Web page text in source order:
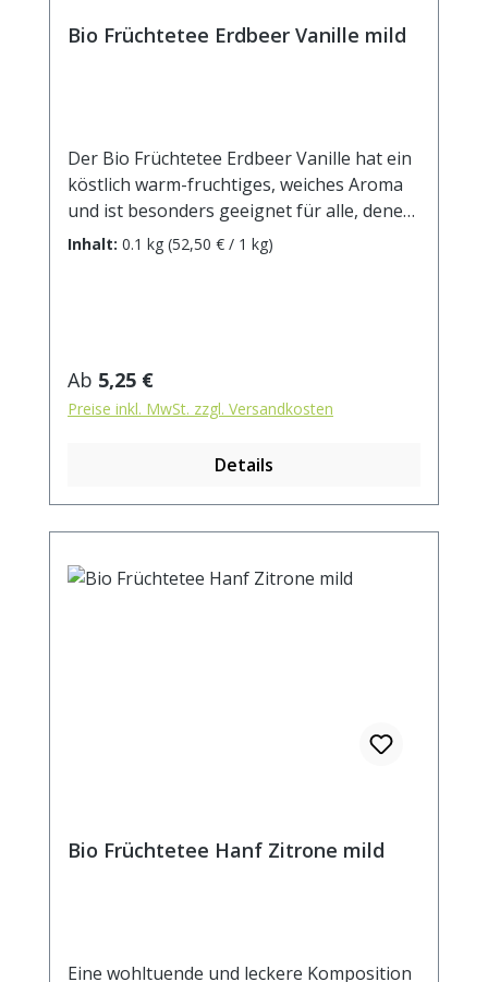
Bio Früchtetee Erdbeer Vanille mild
Der Bio Früchtetee Erdbeer Vanille hat ein
köstlich warm-fruchtiges, weiches Aroma
und ist besonders geeignet für alle, denen
Früchtetees gerne zu sauer sind. Kostbare
Säuerungsmittel, Zitronensäure),
Weinbeeren*, Karottenstücke*, Rote
Beetestücke*, Hibiskusblüten*,
Milch), Erdbeerstücke* (1%), Vanillestücke*
(0,5%). * aus kontrolliert biologischem
max.10 min.
Inhalt: 0.1 kg (52,50 € / 1 kg)
Regulärer Preis:
Ab 5,25 €
Preise inkl. MwSt. zzgl. Versandkosten
Details
Bio Früchtetee Hanf Zitrone mild
Eine wohltuende und leckere Komposition